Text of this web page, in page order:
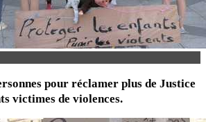
pour réclamer plus de Justice
victimes de violences.